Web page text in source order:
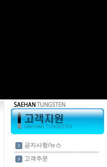
공지사항/뉴스
고객주문